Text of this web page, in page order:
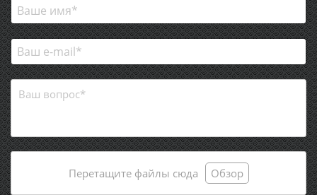
Перетащите файлы сюда Обзор